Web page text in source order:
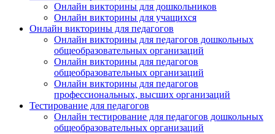
Онлайн викторины для дошкольников
Онлайн викторины для учащихся
Онлайн викторины для педагогов
Онлайн викторины для педагогов дошкольных
общеобразовательных организаций
Онлайн викторины для педагогов
общеобразовательных организаций
Онлайн викторины для педагогов
профессиональных, высших организаций
Тестирование для педагогов
Онлайн тестирование для педагогов дошкольных
общеобразовательных организаций